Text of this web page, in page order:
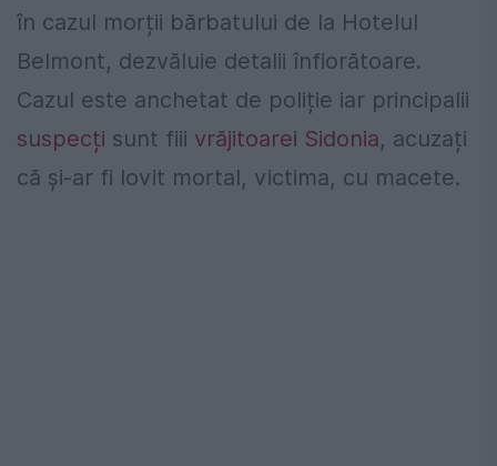
în cazul morții bărbatului de la Hotelul
Belmont, dezvăluie detalii înfiorătoare.
Cazul este anchetat de poliție iar principalii
suspecți sunt fiii vrăjitoarei Sidonia, acuzați
că și-ar fi lovit mortal, victima, cu macete.